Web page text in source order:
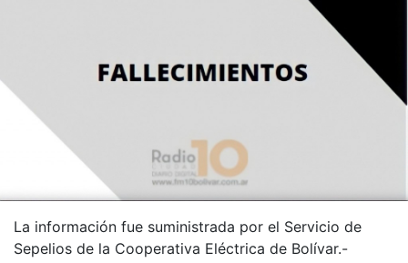
La información fue suministrada por el Servicio de
Sepelios de la Cooperativa Eléctrica de Bolívar.-